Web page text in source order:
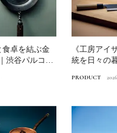
食卓を結ぶ金
渋谷パルコ
《工房アイ
統を日々の
PRODUCT